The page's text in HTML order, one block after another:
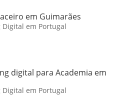
em Guimarães
em Portugal
digital para Academia em
em Portugal